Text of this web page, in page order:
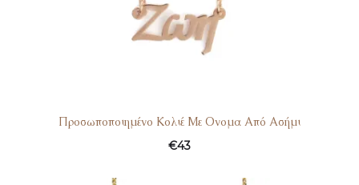
Προσωποποιημένο Κολιέ Με Ονομα Από Ασήμι
€43